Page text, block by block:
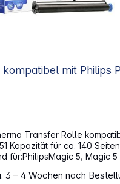
KMP F-P5 kompatibel mit
Transfer Rolle
(mit
DECT, Magic 5 Colour
Magic 5 Eco Primo Smart,
3 – 4 Wochen nach